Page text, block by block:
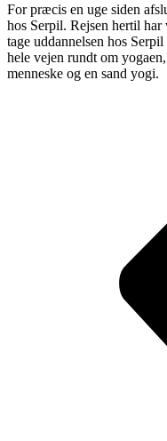
For præcis en uge siden
hos Serpil. Rejsen hertil
tage uddannelsen hos
hele vejen rundt om
menneske og en sand yogi.